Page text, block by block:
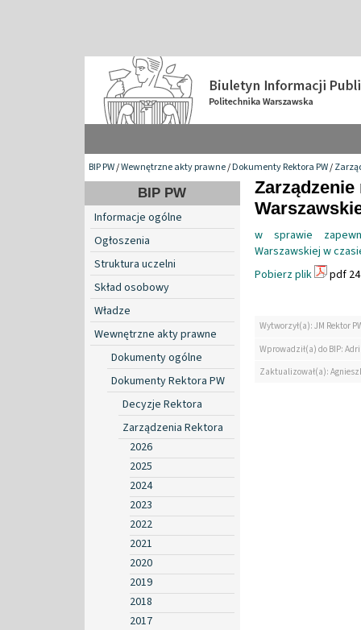
BIP PW/Wewnętrzne akty prawne/Dokumenty Rektora PW/
BIP PW
Informacje ogólne
Ogłoszenia
Struktura uczelni
Skład osobowy
Władze
Wewnętrzne akty prawne
Dokumenty ogólne
Dokumenty Rektora PW
Decyzje Rektora
Zarządzenia Rektora
2026
2025
2024
2023
2022
2021
2020
2019
2018
2017
w sprawie
Warszawskiej w
Pobierz plik
pdf
Wytworzył(a): JM Rektor
Wprowadził(a) do BIP:
Zaktualizował(a):